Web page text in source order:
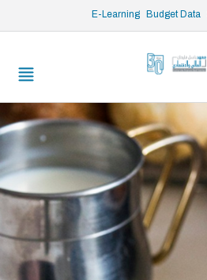
E-Learning Budget Data
/* opened search */